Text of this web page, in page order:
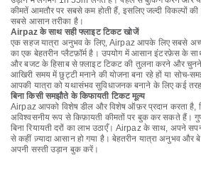
कीमतें आमतौर पर सबसे कम होती हैं, इसलिए जल्दी विकल्पों
सबसे आसान तरीका है।
Airpaz के साथ सही फ्लाइट टिकट खोजें
एक सहज यात्रा अनुभव के लिए, Airpaz आपके लिए सबसे
का एक बेहतरीन प्लैटफ़ॉर्म है। उपयोग में आसान इंटरफ़ेस के
और बजट के हिसाब से फ़्लाइट टिकट की तुलना करने और
आखिरी समय में छुट्टी मनाने की योजना बना रहे हों या सोच-
आपकी यात्रा को यथासंभव सुविधाजनक बनाने के लिए कई
बिना किसी समझौते के किफायती टिकट मूल्य
Airpaz आपको विशेष डील और विशेष ऑफ़र प्रदान करता
अविश्वसनीय रूप से किफ़ायती कीमतों पर बुक कर सकते हैं।
बिना रियायती दरों का लाभ उठाएँ। Airpaz के साथ, अपने
से कहीं ज़्यादा आसान हो गया है। बेहतरीन यात्रा अनुभव
अपनी सस्ती उड़ान बुक करें।